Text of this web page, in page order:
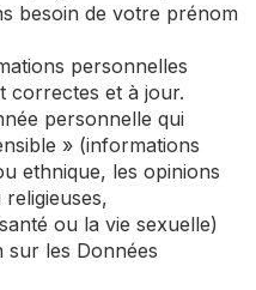
besoin de votre prénom
personnelles
correctes et à jour.
personnelle qui
» (informations
ethnique, les opinions
ou la vie sexuelle)
sur les Données